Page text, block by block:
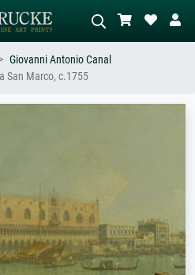
Giovanni Antonio Canal
San Marco, c.1755